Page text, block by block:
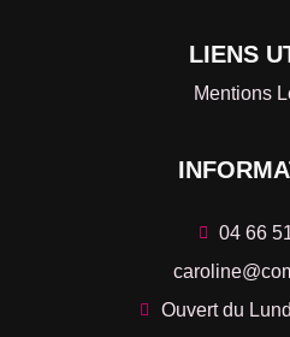
LIENS
Mentions
04 66
Ouvert du